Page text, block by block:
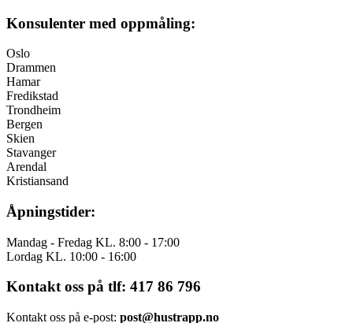
Konsulenter med oppmåling:
Oslo
Drammen
Hamar
Fredikstad
Trondheim
Bergen
Skien
Stavanger
Arendal
Kristiansand
Åpningstider:
Mandag - Fredag KL. 8:00 - 17:00
Lordag KL. 10:00 - 16:00
Kontakt oss på tlf: 417 86 796
Kontakt oss på e-post: post@hustrapp.no